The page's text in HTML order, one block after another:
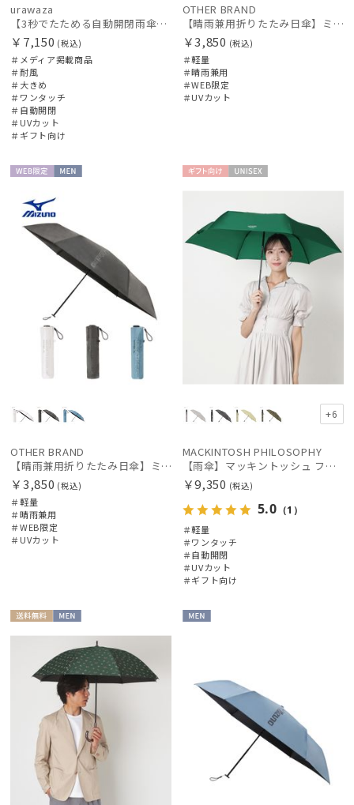
urawaza
【3秒でたためる自動開閉雨傘】urawaza 無双（ウラワザ）Auto58 ワンタッチ開閉 大きめ 耐風
￥7,150 (税込)
＃メディア掲載商品
＃耐風
＃大きめ
＃ワンタッチ
＃自動開閉
＃UVカット
＃ギフト向け
OTHER BRAND
【晴雨兼用折りたたみ日傘】ミズノ（MIZUNO）ワンポイントロゴ 一級遮光99.99% 遮熱 UV99％以上 晴雨兼用 軽量
￥3,850 (税込)
＃軽量
＃晴雨兼用
＃WEB限定
＃UVカット
OTHER BRAND
【晴雨兼用折りたたみ日傘】ミズノ（MIZUNO）ワンポイントロゴ 一級遮光99.99% 遮熱 UV99％以上 晴雨兼用 軽量
￥3,850 (税込)
＃軽量
＃晴雨兼用
＃WEB限定
＃UVカット
+6
MACKINTOSH PHILOSOPHY
【雨傘】マッキントッシュ フィロソフィー (MACKINTOSH PHILOSOPHY) Birbrella AUTO-JUMP バーブレラ 自動開閉 折りたたみ
￥9,350 (税込)
5.0 （1）
＃軽量
＃ワンタッチ
＃自動開閉
＃UVカット
＃ギフト向け